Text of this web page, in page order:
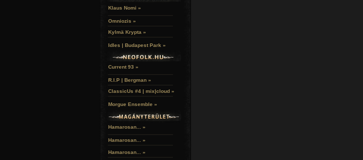
Klaus Nomi »
Omniozis »
Kylmä Krypta »
Idles | Budapest Park »
Current 93 »
R.I.P | Bergman »
ClassicUs #4 | mix|cloud »
Morgue Ensemble »
Hamarosan... »
Hamarosan... »
Hamarosan... »